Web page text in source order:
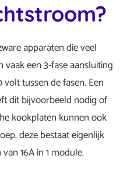
apparaten die veel
een 3-fase aansluiting
tussen de fasen. Een
dit bijvoorbeeld nodig of
kookplaten kunnen ook
deze bestaat eigenlijk
16A in 1 module.